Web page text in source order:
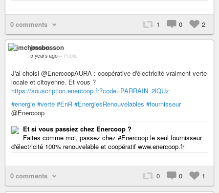
0 comments 1 0 2
jmchosson
5 years ago – Public
J'ai choisi @EnercoopAURA : coopérative d'électricité vraiment verte
locale et citoyenne. Et vous ?
https://souscription.enercoop.fr?code=PARRAIN_2lQUz
#energie #verte #EnR #EnergiesRenouvelables #fournisseur
@Enercoop
Et si vous passiez chez Enercoop ?
Faites comme moi, passez chez #Enercoop le seul fournisseur
d'électricité 100% renouvelable et coopératif www.enercoop.fr
0 comments 0 0 1